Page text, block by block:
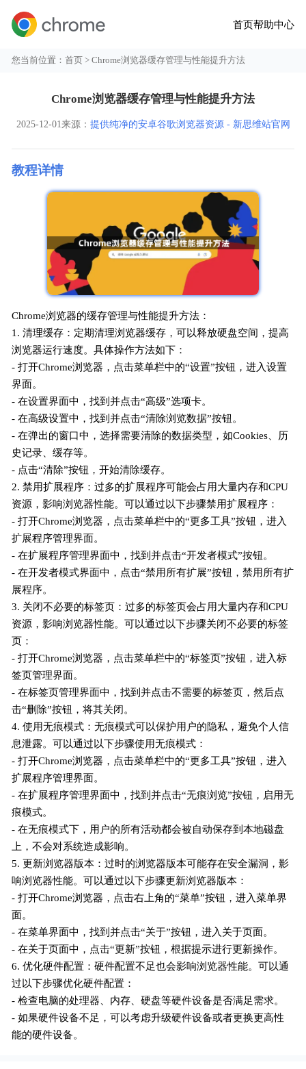
首页帮助中心
您当前位置：首页 > Chrome浏览器缓存管理与性能提升方法
Chrome浏览器缓存管理与性能提升方法
2025-12-01来源： 提供纯净的安卓谷歌浏览器资源 - 新思维站官网
教程详情
Chrome浏览器的缓存管理与性能提升方法：
1. 清理缓存：定期清理浏览器缓存，可以释放硬盘空间，提高
浏览器运行速度。具体操作方法如下：
- 打开Chrome浏览器，点击菜单栏中的“设置”按钮，进入设置
界面。
- 在设置界面中，找到并点击“高级”选项卡。
- 在高级设置中，找到并点击“清除浏览数据”按钮。
- 在弹出的窗口中，选择需要清除的数据类型，如Cookies、历
史记录、缓存等。
- 点击“清除”按钮，开始清除缓存。
2. 禁用扩展程序：过多的扩展程序可能会占用大量内存和CPU
资源，影响浏览器性能。可以通过以下步骤禁用扩展程序：
- 打开Chrome浏览器，点击菜单栏中的“更多工具”按钮，进入
扩展程序管理界面。
- 在扩展程序管理界面中，找到并点击“开发者模式”按钮。
- 在开发者模式界面中，点击“禁用所有扩展”按钮，禁用所有扩
展程序。
3. 关闭不必要的标签页：过多的标签页会占用大量内存和CPU
资源，影响浏览器性能。可以通过以下步骤关闭不必要的标签
页：
- 打开Chrome浏览器，点击菜单栏中的“标签页”按钮，进入标
签页管理界面。
- 在标签页管理界面中，找到并点击不需要的标签页，然后点
击“删除”按钮，将其关闭。
4. 使用无痕模式：无痕模式可以保护用户的隐私，避免个人信
息泄露。可以通过以下步骤使用无痕模式：
- 打开Chrome浏览器，点击菜单栏中的“更多工具”按钮，进入
扩展程序管理界面。
- 在扩展程序管理界面中，找到并点击“无痕浏览”按钮，启用无
痕模式。
- 在无痕模式下，用户的所有活动都会被自动保存到本地磁盘
上，不会对系统造成影响。
5. 更新浏览器版本：过时的浏览器版本可能存在安全漏洞，影
响浏览器性能。可以通过以下步骤更新浏览器版本：
- 打开Chrome浏览器，点击右上角的“菜单”按钮，进入菜单界
面。
- 在菜单界面中，找到并点击“关于”按钮，进入关于页面。
- 在关于页面中，点击“更新”按钮，根据提示进行更新操作。
6. 优化硬件配置：硬件配置不足也会影响浏览器性能。可以通
过以下步骤优化硬件配置：
- 检查电脑的处理器、内存、硬盘等硬件设备是否满足需求。
- 如果硬件设备不足，可以考虑升级硬件设备或者更换更高性
能的硬件设备。